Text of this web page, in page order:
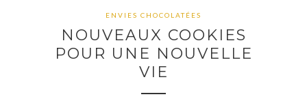
ENVIES CHOCOLATÉES
NOUVEAUX COOKIES
POUR UNE NOUVELLE
VIE